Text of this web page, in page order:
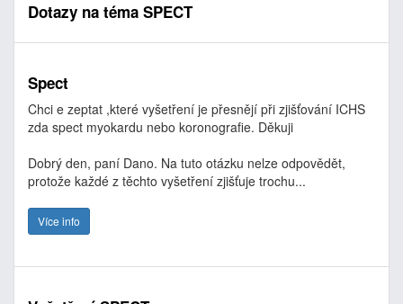
Dotazy na téma SPECT
Spect
Chci e zeptat ,které vyšetření je přesnějí při zjišťování ICHS
zda spect myokardu nebo koronografie. Děkuji
Dobrý den, paní Dano. Na tuto otázku nelze odpovědět,
protože každé z těchto vyšetření zjišťuje trochu...
Více info